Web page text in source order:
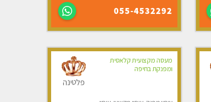
055-4532292
מעסה מקצועית קלאסית
ומפנקת בחיפה
פלטינה